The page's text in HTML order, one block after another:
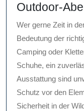
Outdoor-
Wer gerne Zeit in
Bedeutung der
Camping oder
Schuhe, ein
Ausstattung sind
Schutz vor den
Sicherheit in der